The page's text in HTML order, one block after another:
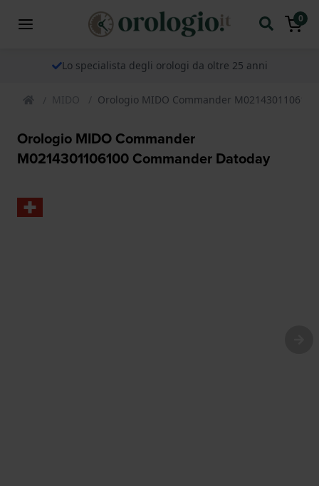
0
Lo specialista degli orologi da oltre 25 anni
MIDO Orologio MIDO Commander
Orologio MIDO Commander
M0214301106100 Commander Datoday